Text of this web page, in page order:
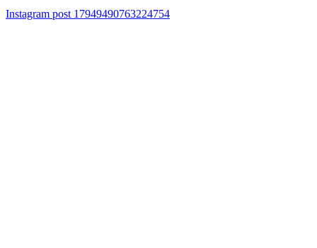
Instagram post 17949490763224754